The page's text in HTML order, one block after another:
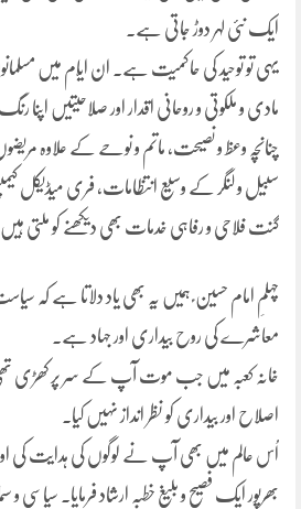
ایک نئی لہر دوڑ جاتی ہے۔
یہی تو توحید کی حاکمیت ہے۔ ان ایّام میں
مادی و ملکوتی و روحانی اقدار اور صلاحیتیں اپنا
چنانچہ وعظ و نصیحت، ماتم و نوحے کے علاوہ
سبیل و لنگر کے وسیع انتظامات، فری میڈیکل
گنت فلاحی و رفاہی خدمات بھی دیکھنے کو ملتی ہیں۔
چہلمِ امام حسین ؑ ہمیں یہ بھی یاد دلاتا ہے کہ
معاشرے کی روح بیداری اور جہاد ہے۔
خانہ کعبہ میں جب موت آپ کے سر پر کھڑی
اصلاح اور بیداری کو نظر انداز نہیں کیا۔
اُس عالم میں بھی آپ نے لوگوں کی ہدایت کی
بھرپور ایک فصیح و بلیغ خطبہ ارشاد فرمایا۔ سیاسی و